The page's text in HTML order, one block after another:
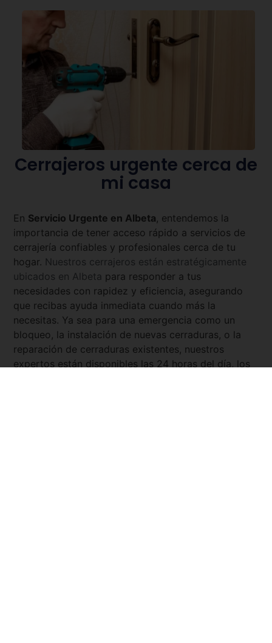
Cerrajeros urgente cerca de
mi casa
En Servicio Urgente en Albeta, entendemos la
importancia de tener acceso rápido a servicios de
cerrajería confiables y profesionales cerca de tu
hogar. Nuestros cerrajeros están estratégicamente
ubicados en Albeta para responder a tus
necesidades con rapidez y eficiencia, asegurando
que recibas ayuda inmediata cuando más la
necesitas. Ya sea para una emergencia como un
bloqueo, la instalación de nuevas cerraduras, o la
reparación de cerraduras existentes, nuestros
expertos están disponibles las 24 horas del día, los